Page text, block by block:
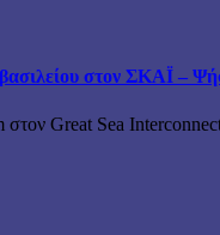
στον ΣΚΑΪ –
Great Sea